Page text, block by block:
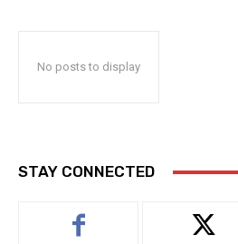
No posts to display
STAY CONNECTED